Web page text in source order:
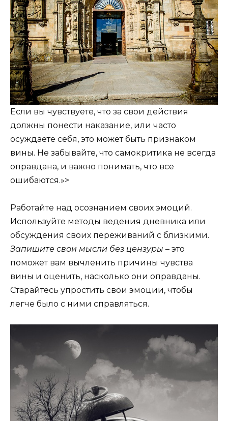
Если вы чувствуете, что за свои действия
должны понести наказание, или часто
осуждаете себя, это может быть признаком
вины. Не забывайте, что самокритика не всегда
оправдана, и важно понимать, что все
ошибаются.»>
Работайте над осознанием своих эмоций.
Используйте методы ведения дневника или
обсуждения своих переживаний с близкими.
Запишите свои мысли без цензуры – это
поможет вам вычленить причины чувства
вины и оценить, насколько они оправданы.
Старайтесь упростить свои эмоции, чтобы
легче было с ними справляться.